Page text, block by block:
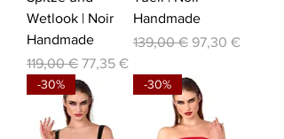
Wetlook | Noir
Handmade
Standardpreis
119,00 € Sale-Preis
77,35 €
Handmade
Standardpreis
139,00 € Sale-Preis
97,30 €
-30% -30%